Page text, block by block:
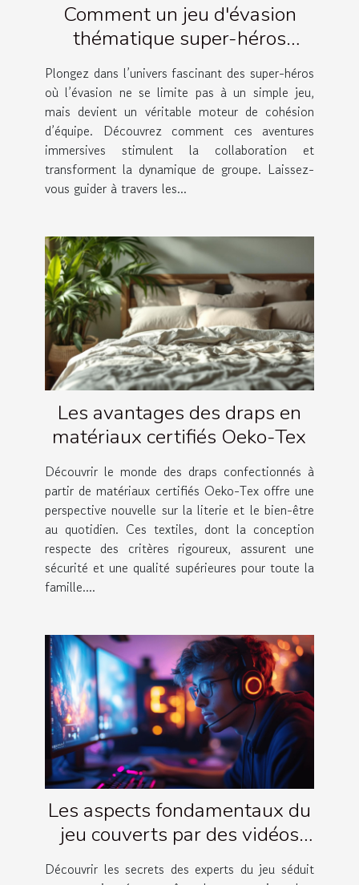
Comment un jeu d'évasion
thématique super-héros
renforce la cohésion d'équipe ?
Plongez dans l’univers fascinant des super-héros
où l’évasion ne se limite pas à un simple jeu,
mais devient un véritable moteur de cohésion
d’équipe. Découvrez comment ces aventures
immersives stimulent la collaboration et
transforment la dynamique de groupe. Laissez-
vous guider à travers les...
Les avantages des draps en
matériaux certifiés Oeko-Tex
Découvrir le monde des draps confectionnés à
partir de matériaux certifiés Oeko-Tex offre une
perspective nouvelle sur la literie et le bien-être
au quotidien. Ces textiles, dont la conception
respecte des critères rigoureux, assurent une
sécurité et une qualité supérieures pour toute la
famille....
Les aspects fondamentaux du
jeu couverts par des vidéos
d'experts
Découvrir les secrets des experts du jeu séduit